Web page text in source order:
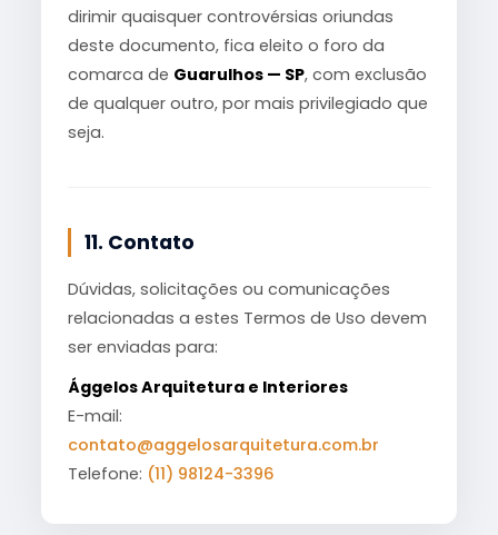
dirimir quaisquer controvérsias oriundas
deste documento, fica eleito o foro da
comarca de Guarulhos — SP, com exclusão
de qualquer outro, por mais privilegiado que
seja.
11. Contato
Dúvidas, solicitações ou comunicações
relacionadas a estes Termos de Uso devem
ser enviadas para:
Ággelos Arquitetura e Interiores
E-mail:
contato@aggelosarquitetura.com.br
Telefone: (11) 98124-3396